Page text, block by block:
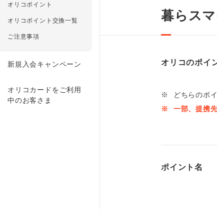
オリコポイント
オリコポイント交換一覧
ご注意事項
新規入会キャンペーン
オリコカードをご利用
中のお客さま
暮らス
オリコのポイ
※
どちらのポ
※
一部、提携
ポイント名